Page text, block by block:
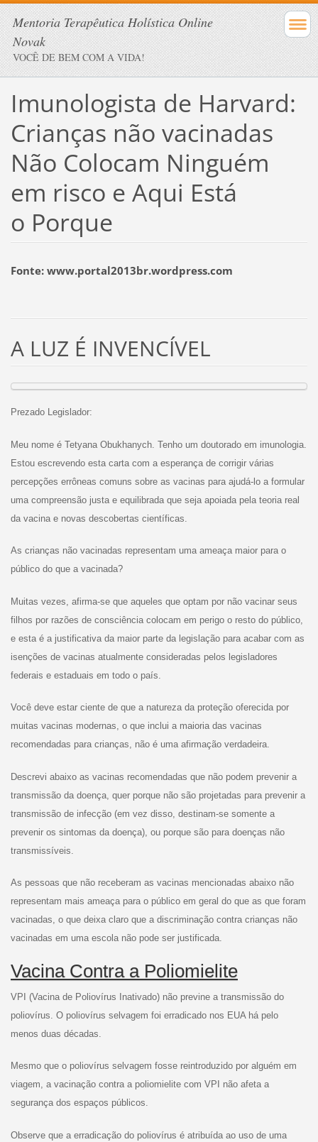
Mentoria Terapêutica Holística Online
Novak
VOCÊ DE BEM COM A VIDA!
Imunologista de Harvard:
Crianças não vacinadas
Não Colocam Ninguém
em risco e Aqui Está
o Porque
Fonte: www.portal2013br.wordpress.com
A LUZ É INVENCÍVEL
Prezado Legislador:
Meu nome é Tetyana Obukhanych. Tenho um doutorado em imunologia.
Estou escrevendo esta carta com a esperança de corrigir várias
percepções errôneas comuns sobre as vacinas para ajudá-lo a formular
uma compreensão justa e equilibrada que seja apoiada pela teoria real
da vacina e novas descobertas científicas.
As crianças não vacinadas representam uma ameaça maior para o
público do que a vacinada?
Muitas vezes, afirma-se que aqueles que optam por não vacinar seus
filhos por razões de consciência colocam em perigo o resto do público,
e esta é a justificativa da maior parte da legislação para acabar com as
isenções de vacinas atualmente consideradas pelos legisladores
federais e estaduais em todo o país.
Você deve estar ciente de que a natureza da proteção oferecida por
muitas vacinas modernas, o que inclui a maioria das vacinas
recomendadas para crianças, não é uma afirmação verdadeira.
Descrevi abaixo as vacinas recomendadas que não podem prevenir a
transmissão da doença, quer porque não são projetadas para prevenir a
transmissão de infecção (em vez disso, destinam-se somente a
prevenir os sintomas da doença), ou porque são para doenças não
transmissíveis.
As pessoas que não receberam as vacinas mencionadas abaixo não
representam mais ameaça para o público em geral do que as que foram
vacinadas, o que deixa claro que a discriminação contra crianças não
vacinadas em uma escola não pode ser justificada.
Vacina Contra a Poliomielite
VPI (Vacina de Poliovírus Inativado) não previne a transmissão do
poliovírus. O poliovírus selvagem foi erradicado nos EUA há pelo
menos duas décadas.
Mesmo que o poliovírus selvagem fosse reintroduzido por alguém em
viagem, a vacinação contra a poliomielite com VPI não afeta a
segurança dos espaços públicos.
Observe que a erradicação do poliovírus é atribuída ao uso de uma